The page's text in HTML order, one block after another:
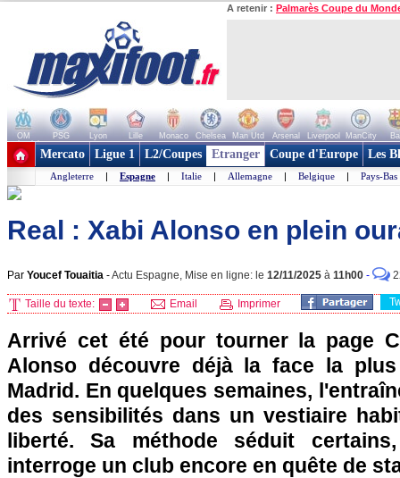
A retenir : Palmarès Coupe du
OM PSG Lyon Lille Monaco Chelsea Man Utd Arsenal Liverpool ManCity
+ de clubs
Mercato Ligue 1 L2/Coupes Etranger Coupe d'Europe Les
Angleterre | Espagne | Italie | Allemagne | Belgique | Pays-Bas
Real : Xabi Alonso en plein
Par Youcef Touaitia -Actu Espagne, Mise en ligne: le 12/11/2025 à 11h00 -
Taille du texte: Email Imprimer
Arrivé cet été pour tourner la page
Alonso découvre déjà la face la
Madrid. En quelques semaines,
des sensibilités dans un vestiaire
liberté. Sa méthode séduit
interroge un club encore en quête de